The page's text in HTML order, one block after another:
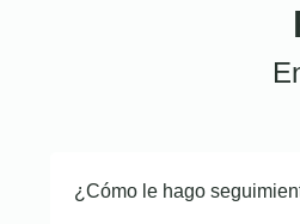
¿Cómo le hago